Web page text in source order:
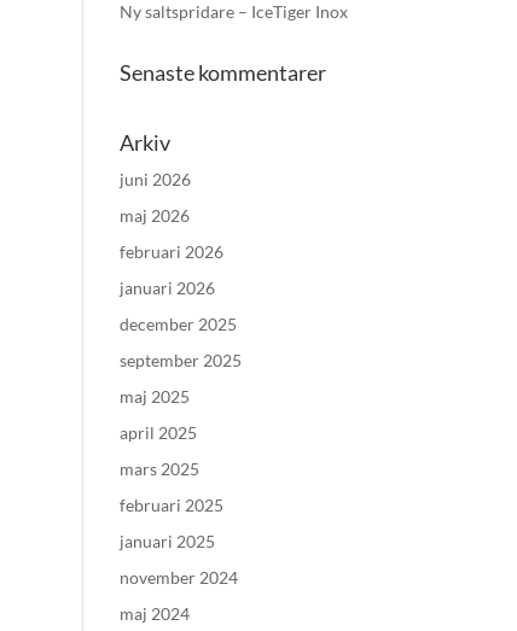
Ny saltspridare – IceTiger Inox
Senaste kommentarer
Arkiv
juni 2026
maj 2026
februari 2026
januari 2026
december 2025
september 2025
maj 2025
april 2025
mars 2025
februari 2025
januari 2025
november 2024
maj 2024